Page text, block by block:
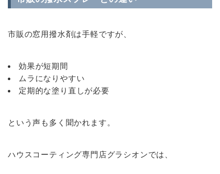
市販の窓用撥水剤は手軽ですが、
効果が短期間
ムラになりやすい
定期的な塗り直しが必要
という声も多く聞かれます。
ハウスコーティング専門店グラシオンでは、